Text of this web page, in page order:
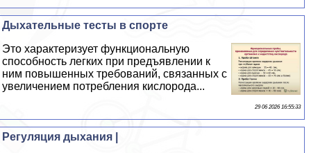
Дыхательные тесты в спорте
Это хаpaктеризует функциональную
способность легких при предъявлении к
ним повышенных требований, связанных с
увеличением потрeбления кислорода...
29 06 2026 16:55:33
Регуляция дыхания |